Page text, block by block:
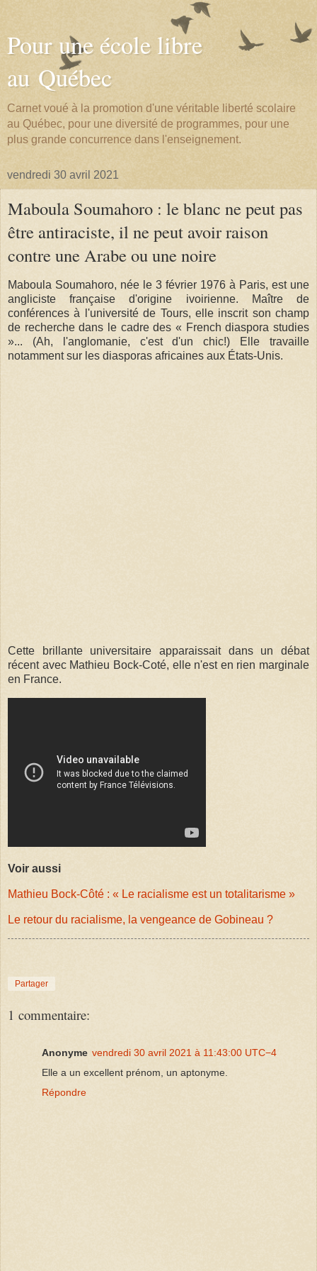
Pour une école libre
au Québec
Carnet voué à la promotion d'une véritable liberté scolaire
au Québec, pour une diversité de programmes, pour une
plus grande concurrence dans l'enseignement.
vendredi 30 avril 2021
Maboula Soumahoro : le blanc ne peut pas
être antiraciste, il ne peut avoir raison
contre une Arabe ou une noire
Maboula Soumahoro, née le 3 février 1976 à Paris, est une
angliciste française d'origine ivoirienne. Maître de
conférences à l'université de Tours, elle inscrit son champ
de recherche dans le cadre des « French diaspora studies
»... (Ah, l'anglomanie, c'est d'un chic!) Elle travaille
notamment sur les diasporas africaines aux États-Unis.
Cette brillante universitaire apparaissait dans un débat
récent avec Mathieu Bock-Coté, elle n'est en rien marginale
en France.
Voir aussi
Mathieu Bock-Côté : « Le racialisme est un totalitarisme »
Le retour du racialisme, la vengeance de Gobineau ?
Partager
1 commentaire:
Anonyme vendredi 30 avril 2021 à 11:43:00 UTC−4
Elle a un excellent prénom, un aptonyme.
Répondre